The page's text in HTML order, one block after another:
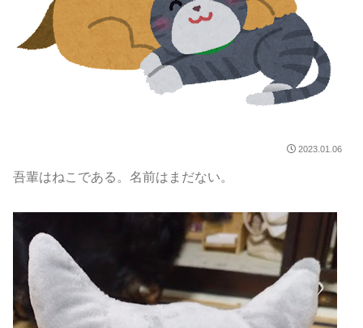
2023.01.06
吾輩はねこである。名前はまだない。